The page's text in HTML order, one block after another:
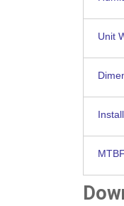
Unit
MTBF